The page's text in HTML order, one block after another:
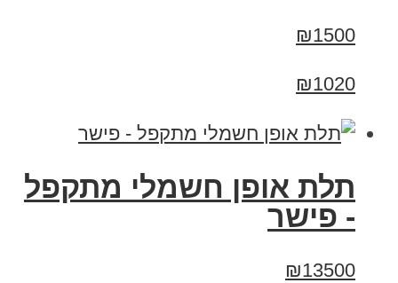
₪1500
₪1020
תלת אופן חשמלי מתקפל
- פישר
₪13500